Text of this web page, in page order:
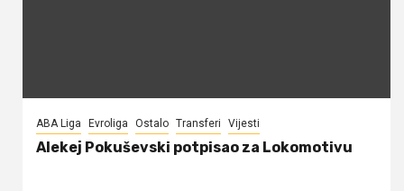
ABA Liga Evroliga Ostalo Transferi Vijesti
Alekej Pokuševski potpisao za Lokomotivu